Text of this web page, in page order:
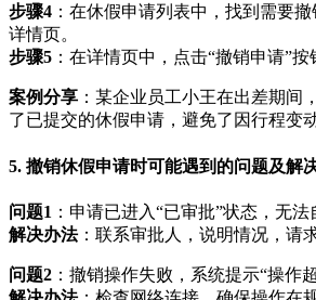
步骤4 ：在休假申请列表中，找到需要
详情页。
步骤5 ：在详情页中，点击“撤销申请”按
案例分享 ：某企业员工小王在出差期间
了已提交的休假申请，避免了因行程变
5. 撤销休假申请时可能遇到的问题及解
问题1 ：申请已进入“已审批”状态，无法
解决办法：联系审批人，说明情况，请
问题2 ：撤销操作失败，系统提示“操作超